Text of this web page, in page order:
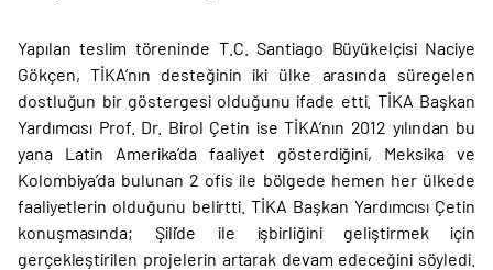
Yapılan teslim töreninde T.C. Santiago Büyükelçisi Naciye
Gökçen, TİKA’nın desteğinin iki ülke arasında süregelen
dostluğun bir göstergesi olduğunu ifade etti. TİKA Başkan
Yardımcısı Prof. Dr. Birol Çetin ise TİKA’nın 2012 yılından bu
yana Latin Amerika’da faaliyet gösterdiğini, Meksika ve
Kolombiya’da bulunan 2 ofis ile bölgede hemen her ülkede
faaliyetlerin olduğunu belirtti. TİKA Başkan Yardımcısı Çetin
konuşmasında; Şili’de ile işbirliğini geliştirmek için
gerçekleştirilen projelerin artarak devam edeceğini söyledi.